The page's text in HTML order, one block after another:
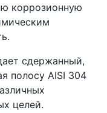
коррозионную
сдержанный,
полосу AISI 304
целей.